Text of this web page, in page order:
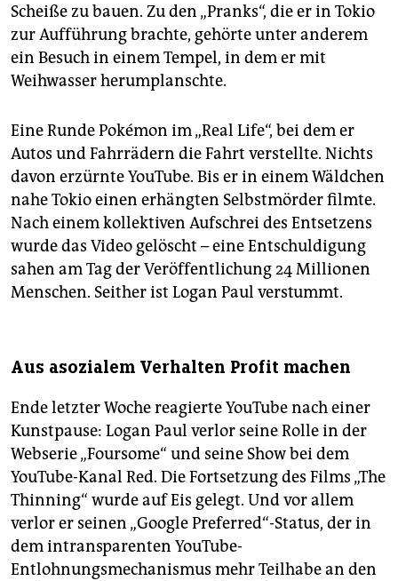
Scheiße zu bauen. Zu den „Pranks“, die er in Tokio
zur Aufführung brachte, gehörte unter anderem
ein Besuch in einem Tempel, in dem er mit
Weihwasser herumplanschte.
Eine Runde Pokémon im „Real Life“, bei dem er
Autos und Fahrrädern die Fahrt verstellte. Nichts
davon erzürnte YouTube. Bis er in einem Wäldchen
nahe Tokio einen erhängten Selbstmörder filmte.
Nach einem kollektiven Aufschrei des Entsetzens
wurde das Video gelöscht – eine Entschuldigung
sahen am Tag der Veröffentlichung 24 Millionen
Menschen. Seither ist Logan Paul verstummt.
Aus asozialem Verhalten Profit machen
Ende letzter Woche reagierte YouTube nach einer
Kunstpause: Logan Paul verlor seine Rolle in der
Webserie „Foursome“ und seine Show bei dem
YouTube-Kanal Red. Die Fortsetzung des Films „The
Thinning“ wurde auf Eis gelegt. Und vor allem
verlor er seinen „Google Preferred“-Status, der in
dem intransparenten YouTube-
Entlohnungsmechanismus mehr Teilhabe an den